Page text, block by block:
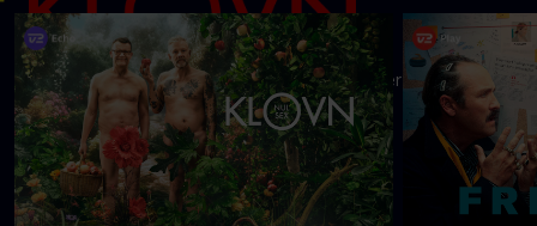
Danmarks pinligste makkerpar Frank og Casper navigerer livet
med tvivlsom succes
Mere info